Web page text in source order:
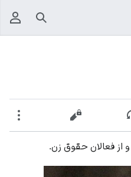
جستجو
تاریخچهنمایش مبدأ
و از فعالان حقوق زن.